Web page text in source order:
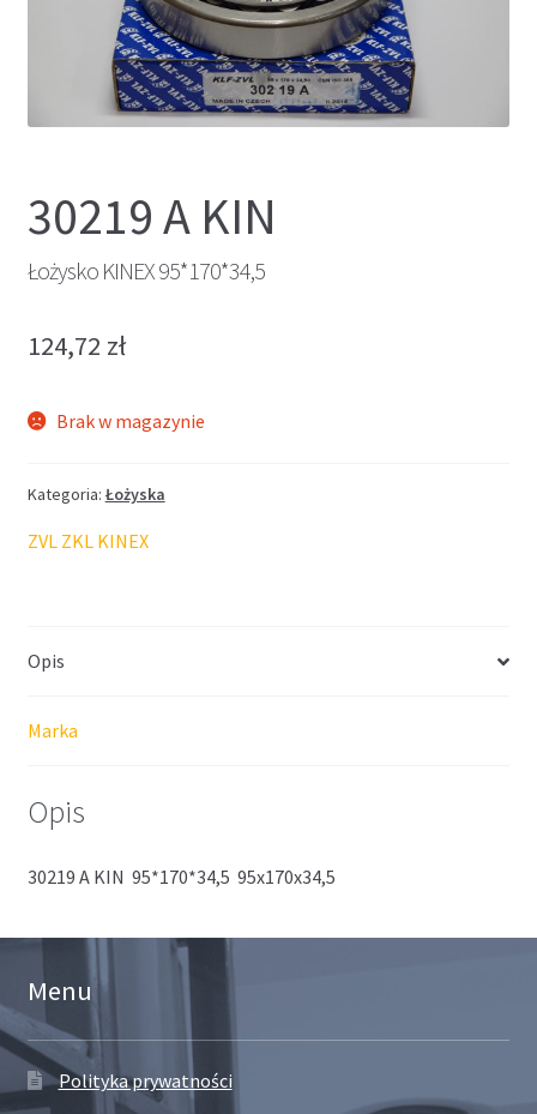
30219 A KIN
Łożysko KINEX 95*170*34,5
124,72 zł
Brak w magazynie
Kategoria: Łożyska
ZVL ZKL KINEX
Opis
Marka
Opis
30219 A KIN 95*170*34,5 95x170x34,5
Menu
Polityka prywatności